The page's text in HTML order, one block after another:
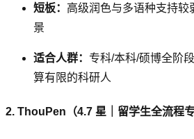
短板： 高级润色与多语种支持较
景
适合人群： 专科/本科/硕博全阶
算有限的科研人
2. ThouPen（4.7 星｜留学生全流程专